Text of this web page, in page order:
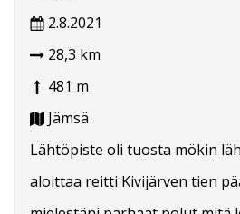
2.8.2021
28,3 km
481 m
Jämsä
Lähtöpiste oli tuosta mökin
aloittaa reitti Kivijärven tien